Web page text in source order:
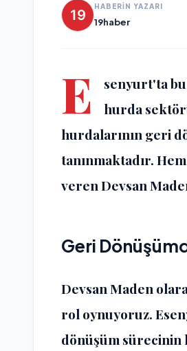
HABERİN YAZARI
19haber
E senyurt'ta
hurda
hurdalarının geri
tanınmaktadır.
veren Devsan
Geri
Devsan Maden
rol oynuyoruz.
dönüşüm sürecinin